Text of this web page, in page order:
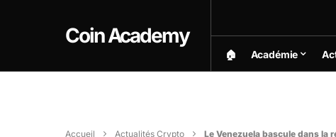
Coin Academy
🏠︎ Académie
Accueil Actualités Crypto Le Venezuela bascule dans la